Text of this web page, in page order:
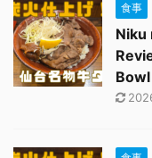
食事
Niku
Bowl